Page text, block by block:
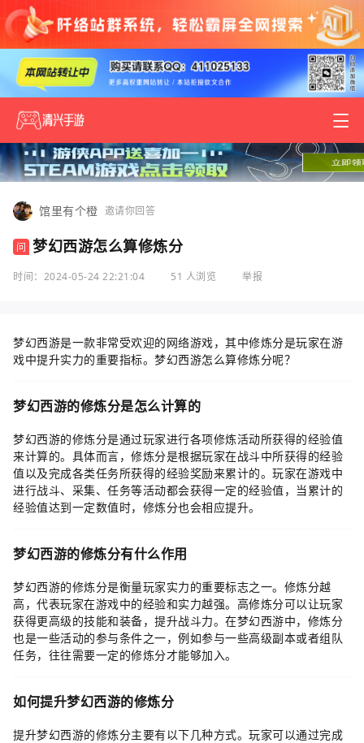
馆里有个橙 邀请你回答
问 梦幻西游怎么算修炼分
时间：2024-05-24 22:21:04 51 人浏览 举报
梦幻西游是一款非常受欢迎的网络游戏，其中修炼分是玩家在游
戏中提升实力的重要指标。梦幻西游怎么算修炼分呢？
梦幻西游的修炼分是怎么计算的
梦幻西游的修炼分是通过玩家进行各项修炼活动所获得的经验值
来计算的。具体而言，修炼分是根据玩家在战斗中所获得的经验
值以及完成各类任务所获得的经验奖励来累计的。玩家在游戏中
进行战斗、采集、任务等活动都会获得一定的经验值，当累计的
经验值达到一定数值时，修炼分也会相应提升。
梦幻西游的修炼分有什么作用
梦幻西游的修炼分是衡量玩家实力的重要标志之一。修炼分越
高，代表玩家在游戏中的经验和实力越强。高修炼分可以让玩家
获得更高级的技能和装备，提升战斗力。在梦幻西游中，修炼分
也是一些活动的参与条件之一，例如参与一些高级副本或者组队
任务，往往需要一定的修炼分才能够加入。
如何提升梦幻西游的修炼分
提升梦幻西游的修炼分主要有以下几种方式。玩家可以通过完成